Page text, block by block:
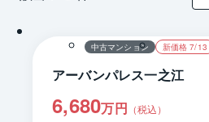
1 / 0
中古マンション 新価格 7/13
アーバンパレス一之江
6,680万円 （税込）